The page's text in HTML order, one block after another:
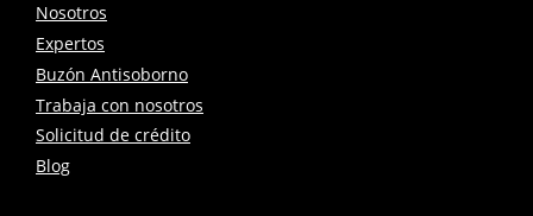
Nosotros
Expertos
Buzón Antisoborno
Trabaja con nosotros
Solicitud de crédito
Blog